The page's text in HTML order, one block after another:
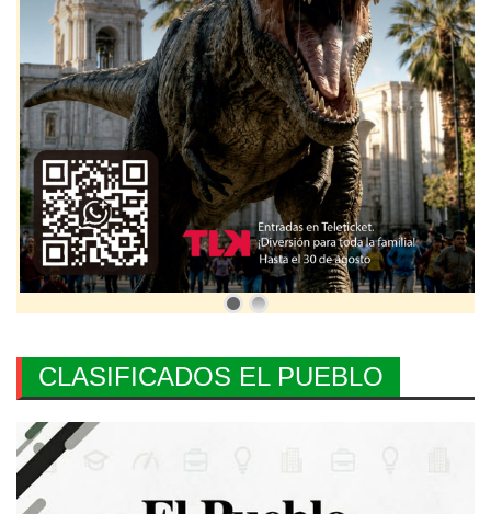
CLASIFICADOS EL PUEBLO